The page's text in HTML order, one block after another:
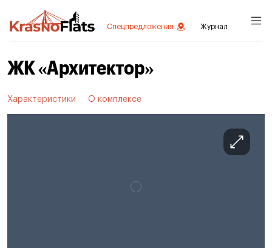
Спецпредложения Журнал
ЖК «Архитектор»
Характеристики О комплексе